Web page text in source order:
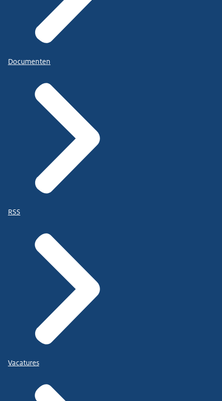
Documenten
RSS
Vacatures